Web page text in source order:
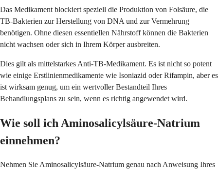
Das Medikament blockiert speziell die Produktion von Folsäure, die
TB-Bakterien zur Herstellung von DNA und zur Vermehrung
benötigen. Ohne diesen essentiellen Nährstoff können die Bakterien
nicht wachsen oder sich in Ihrem Körper ausbreiten.
Dies gilt als mittelstarkes Anti-TB-Medikament. Es ist nicht so potent
wie einige Erstlinienmedikamente wie Isoniazid oder Rifampin, aber es
ist wirksam genug, um ein wertvoller Bestandteil Ihres
Behandlungsplans zu sein, wenn es richtig angewendet wird.
Wie soll ich Aminosalicylsäure-Natrium
einnehmen?
Nehmen Sie Aminosalicylsäure-Natrium genau nach Anweisung Ihres